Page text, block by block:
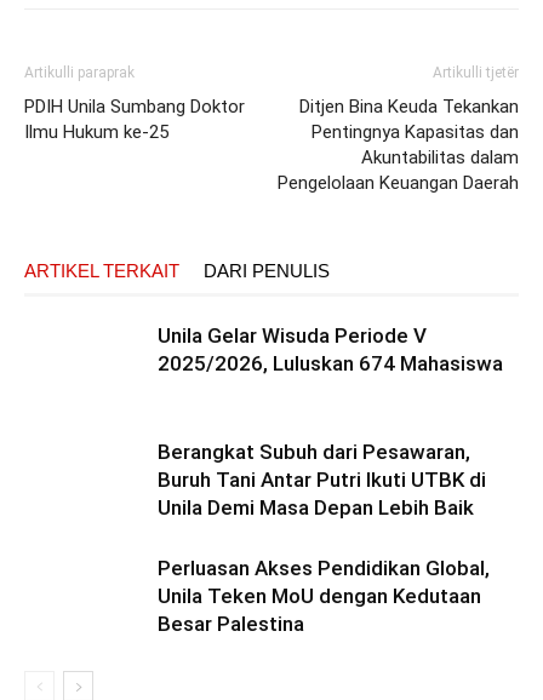
Artikulli paraprak
PDIH Unila Sumbang Doktor
Ilmu Hukum ke-25
Artikulli tjetër
Ditjen Bina Keuda Tekankan
Pentingnya Kapasitas dan
Akuntabilitas dalam
Pengelolaan Keuangan Daerah
ARTIKEL TERKAIT DARI PENULIS
Unila Gelar Wisuda Periode V
2025/2026, Luluskan 674 Mahasiswa
Berangkat Subuh dari Pesawaran,
Buruh Tani Antar Putri Ikuti UTBK di
Unila Demi Masa Depan Lebih Baik
Perluasan Akses Pendidikan Global,
Unila Teken MoU dengan Kedutaan
Besar Palestina